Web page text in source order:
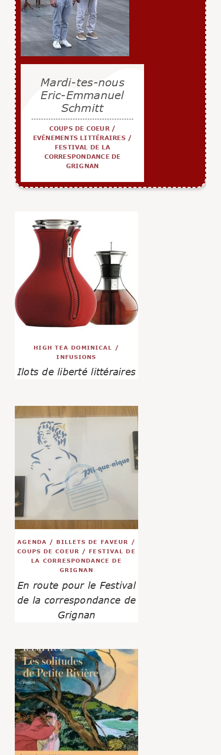
Mardi-tes-nous
Eric-Emmanuel
Schmitt
COUPS DE COEUR/
EVÉNEMENTS LITTÉRAIRES /
FESTIVAL DE LA
CORRESPONDANCE DE
GRIGNAN
HIGH TEA DOMINICAL
/
INFUSIONS
Ilots de liberté littéraires
AGENDA / BILLETS DE FAVEUR
/
COUPS DE COEUR
/ FESTIVAL DE
LA CORRESPONDANCE DE
GRIGNAN
En route pour le Festival
de la correspondance de
Grignan